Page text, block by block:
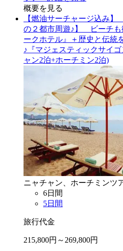
概要を見る
【燃油サーチャージ込み
の２都市周遊♪】 ビーチも
ークホテル』＋歴史と伝統
♪『マジェスティックサイ
ャン2泊+ホーチミン2泊)
ニャチャン、ホーチミンツ
6日間
5日間
旅行代金
215,800円～ 269,800円